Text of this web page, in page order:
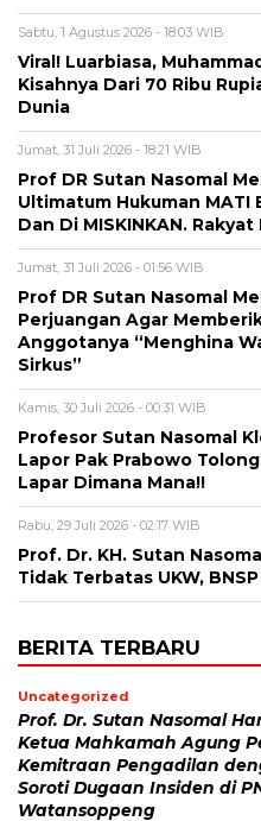
Sabtu, 1 Agustus 2026 - 18:03 WIB
Viral! Luarbiasa,
Kisahnya Dari 70 Ribu
Dunia
Jumat, 31 Juli 2026 - 18:21 WIB
Prof DR Sutan Nasomal
Ultimatum Hukuman MATI
Dan Di MISKINKAN.
Jumat, 31 Juli 2026 - 01:56 WIB
Prof DR Sutan Nasomal
Perjuangan Agar
Anggotanya “Menghina
Sirkus”
Kamis, 30 Juli 2026 - 00:31 WIB
Profesor Sutan Nasomal
Lapor Pak Prabowo
Lapar Dimana Mana!!
Rabu, 29 Juli 2026 - 02:17 WIB
Prof. Dr. KH. Sutan
Tidak Terbatas UKW,
BERITA TERBARU
Uncategorized
Prof. Dr. Sutan Nasomal
Ketua Mahkamah Agung
Kemitraan Pengadilan
Soroti Dugaan Insiden di
Watansoppeng